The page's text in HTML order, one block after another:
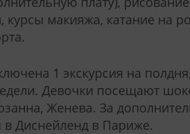
макияжа, катание на
1 экскурсия на
Девочки посещают
Женева. За
в Диснейленд в Париже.